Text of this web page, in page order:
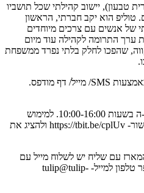
טבעון), יישוב קהילתי שכל תושביו
טוליפ הוא יקב חברתי, הראשון
של אנשים עם צרכים מיוחדים
ערך התרומה לקהילה עוד מיום
שהפכו לחלק בלתי נפרד ממשפחת
למימוש יש למסור קוד Gift Card באמצעות SMS/ מייל/ דף מודפס.
שוברי אירוח - ניתן לממש בימים א-ה בשעות 10:00-16:00. למימוש
השובר יש לתאם הגעה מראש בקישור- https://tbit.be/cplUv ולהציג את
עם שליח יש לשלוח מייל עם
למייל- tulip@tulip-